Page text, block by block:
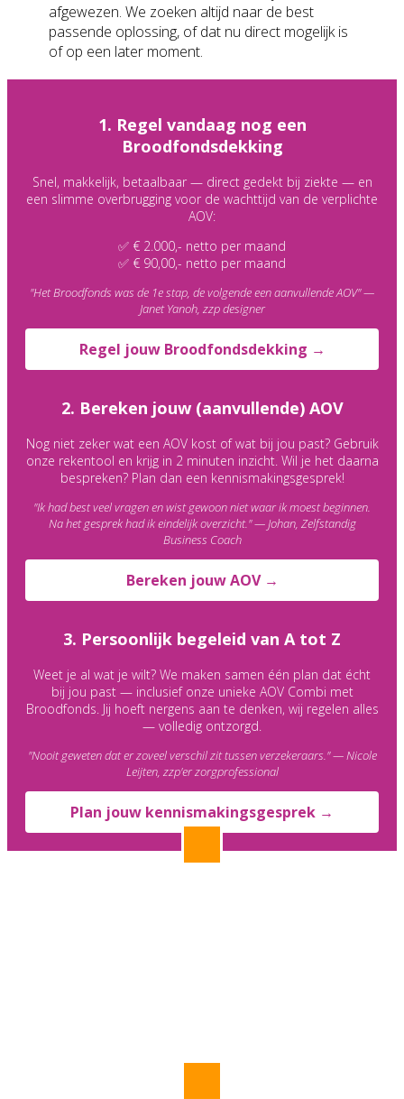
afgewezen. We zoeken altijd naar de best
passende oplossing, of dat nu direct mogelijk is
of op een later moment.
1. Regel vandaag nog een
Broodfondsdekking
Snel, makkelijk, betaalbaar — direct gedekt bij ziekte — en
een slimme overbrugging voor de wachttijd van de verplichte
AOV:
✅ € 2.000,- netto per maand
✅ € 90,00,- netto per maand
"Het Broodfonds was de 1e stap, de volgende een aanvullende AOV" —
Janet Yanoh, zzp designer
Regel jouw Broodfondsdekking →
2. Bereken jouw (aanvullende) AOV
Nog niet zeker wat een AOV kost of wat bij jou past? Gebruik
onze rekentool en krijg in 2 minuten inzicht. Wil je het daarna
bespreken? Plan dan een kennismakingsgesprek!
"Ik had best veel vragen en wist gewoon niet waar ik moest beginnen.
Na het gesprek had ik eindelijk overzicht." — Johan, Zelfstandig
Business Coach
Bereken jouw AOV →
3. Persoonlijk begeleid van A tot Z
Weet je al wat je wilt? We maken samen één plan dat écht
bij jou past — inclusief onze unieke AOV Combi met
Broodfonds. Jij hoeft nergens aan te denken, wij regelen alles
— volledig ontzorgd.
"Nooit geweten dat er zoveel verschil zit tussen verzekeraars." — Nicole
Leijten, zzp'er zorgprofessional
Plan jouw kennismakingsgesprek →